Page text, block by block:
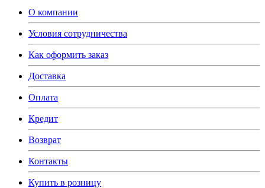
О компании
Условия сотрудничества
Как оформить заказ
Доставка
Оплата
Кредит
Возврат
Контакты
Купить в розницу